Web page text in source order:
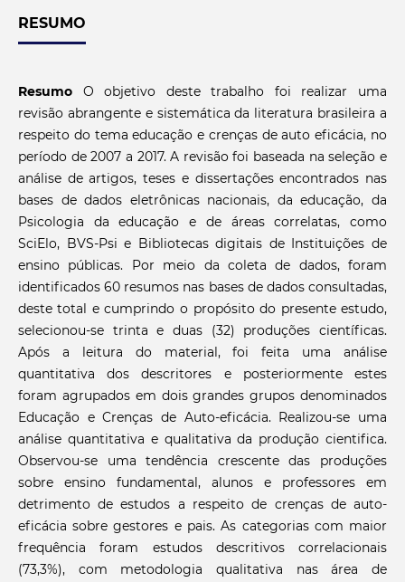
RESUMO
Resumo O objetivo deste trabalho foi realizar uma
revisão abrangente e sistemática da literatura brasileira a
respeito do tema educação e crenças de auto eficácia, no
período de 2007 a 2017. A revisão foi baseada na seleção e
análise de artigos, teses e dissertações encontrados nas
bases de dados eletrônicas nacionais, da educação, da
Psicologia da educação e de áreas correlatas, como
SciElo, BVS-Psi e Bibliotecas digitais de Instituições de
ensino públicas. Por meio da coleta de dados, foram
identificados 60 resumos nas bases de dados consultadas,
deste total e cumprindo o propósito do presente estudo,
selecionou-se trinta e duas (32) produções científicas.
Após a leitura do material, foi feita uma análise
quantitativa dos descritores e posteriormente estes
foram agrupados em dois grandes grupos denominados
Educação e Crenças de Auto-eficácia. Realizou-se uma
análise quantitativa e qualitativa da produção cientifica.
Observou-se uma tendência crescente das produções
sobre ensino fundamental, alunos e professores em
detrimento de estudos a respeito de crenças de auto-
eficácia sobre gestores e pais. As categorias com maior
frequência foram estudos descritivos correlacionais
(73,3%), com metodologia qualitativa nas área de